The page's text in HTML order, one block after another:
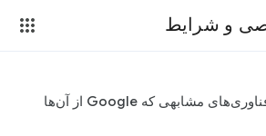
و شرایط
اهداف کوکی‌ها و فناوری‌های مشابهی که Google از آن‌ها